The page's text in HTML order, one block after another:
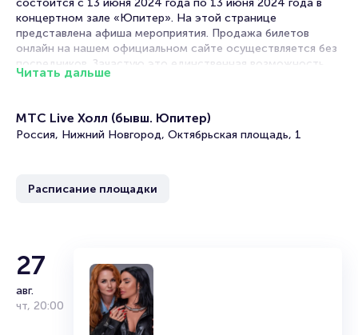
состоится с 13 июня 2024 года по 13 июня 2024 года в
концертном зале «Юпитер». На этой странице
представлена афиша мероприятия. Продажа билетов
онлайн на нашем официальном сайте осуществляется без
посредников. Зачастую это единственная возможность
достать билет на комедию.
мужей не бывает»
Среднее время на покупку билета здесь начиная с выбора
Полезные ссылки
Подробнее о том, как вернуть, сдать или продать билет
читайте в разделах:
Читать дальше
МТС Live Холл (бывш. Юпитер)
Россия, Нижний Новгород, Октябрьская площадь, 1
Расписание площадки
27
авг.
чт, 20:00